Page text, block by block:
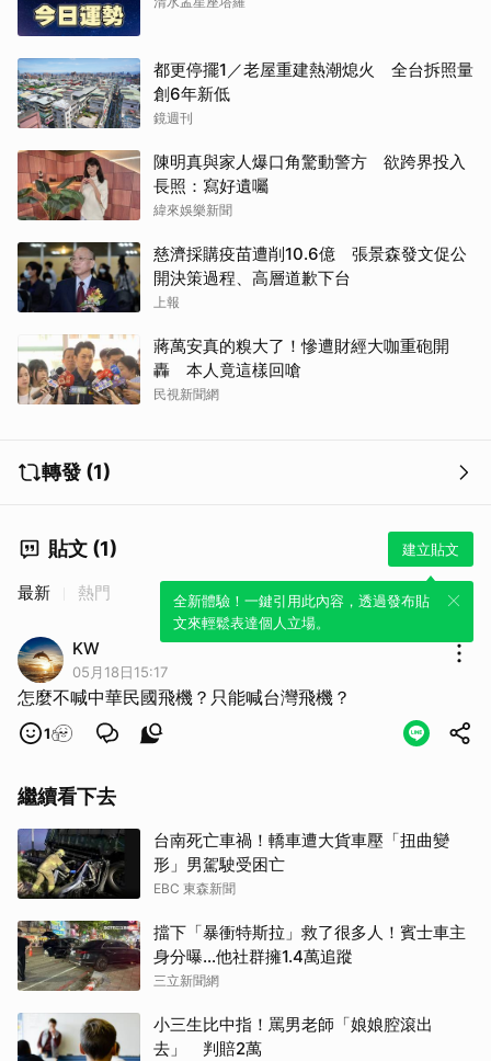
都更停擺1／老屋重建熱潮熄火 全台拆照量
創6年新低
鏡週刊
陳明真與家人爆口角驚動警方 欲跨界投入
長照：寫好遺囑
緯來娛樂新聞
慈濟採購疫苗遭削10.6億 張景森發文促公
開決策過程、高層道歉下台
上報
蔣萬安真的糗大了！慘遭財經大咖重砲開
轟 本人竟這樣回嗆
民視新聞網
轉發 (1)
貼文 (1) 建立貼文
全新體驗！一鍵引用此內容，透過發布貼
文來輕鬆表達個人立場。
最新 熱門
KW
05月18日15:17
怎麼不喊中華民國飛機？只能喊台灣飛機？
1
繼續看下去
台南死亡車禍！轎車遭大貨車壓「扭曲變
形」男駕駛受困亡
EBC 東森新聞
擋下「暴衝特斯拉」救了很多人！賓士車主
身分曝…他社群擁1.4萬追蹤
三立新聞網
小三生比中指！罵男老師「娘娘腔滾出
去」 判賠2萬